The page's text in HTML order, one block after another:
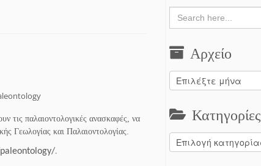
τις παλαιοντολογικές ανασκαφές, να
Γεωλογίας και Παλαιοντολογίας.
/.
Search
for:
Αρχείο
Αρχείο
Κατηγορίες
Κατηγορίες